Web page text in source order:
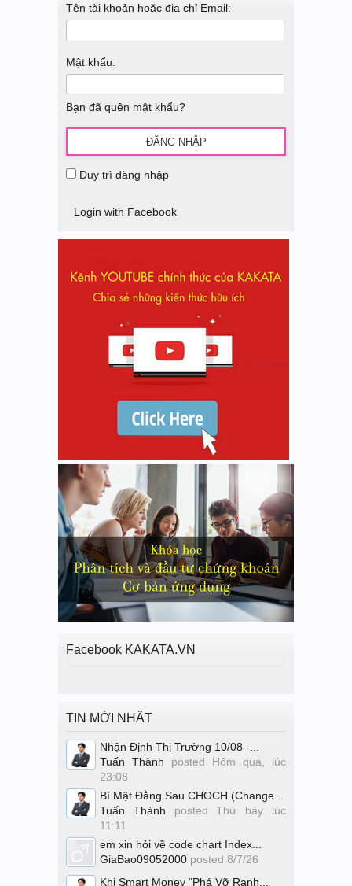
Tên tài khoản hoặc địa chỉ Email:
Mật khẩu:
Bạn đã quên mật khẩu?
Duy trì đăng nhập
Login with Facebook
Facebook KAKATA.VN
TIN MỚI NHẤT
Nhận Định Thị Trường 10/08 -...
Tuấn Thành posted Hôm qua, lúc
23:08
Bí Mật Đằng Sau CHOCH (Change...
Tuấn Thành postedThứ bảy lúc
11:11
em xin hỏi về code chart Index...
GiaBao09052000 posted 8/7/26
Khi Smart Money "Phá Vỡ Ranh...